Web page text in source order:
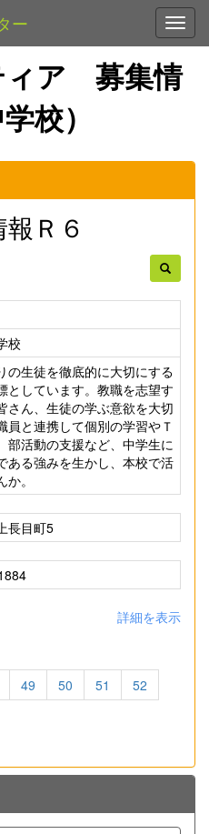
ー
ィア 募集情
校）
Ｒ６
校
の生徒を徹底的に大切にする
としています。教職を志望す
さん、生徒の学ぶ意欲を大切
員と連携して個別の学習やＴ
部活動の支援など、中学生に
ある強みを生かし、本校で活
。
長目町5
詳細を表示
49 50 51
52